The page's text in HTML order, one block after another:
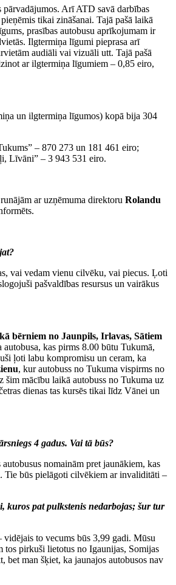
pārvadājumos. Arī ATD savā darbības
tikai zināšanai. Tajā pašā laikā
prasības autobusu aprīkojumam ir
Ilgtermiņa līgumi pieprasa arī
audiāli vai vizuāli utt. Tajā pašā
ar ilgtermiņa līgumiem – 0,85 eiro,
un ilgtermiņa līgumos) kopā bija 304
– 870 273 un 181 461 eiro;
Līvāni” – 3 943 531 eiro.
ar uzņēmuma direktoru Rolandu
vai vedam vienu cilvēku, vai piecus. Ļoti
pašvaldības resursus un vairākus
bērniem no Jaunpils, Irlavas, Sātiem
kas pirms 8.00 būtu Tukumā,
ļoti labu kompromisu un ceram, ka
, kur autobuss no Tukuma vispirms no
šim mācību laikā autobuss no Tukuma uz
dienas tas kursēs tikai līdz Vānei un
4 gadus. Vai tā būs?
nomainām pret jaunākiem, kas
Tie būs pielāgoti cilvēkiem ar invaliditāti –
kuros pat pulkstenis nedarbojas; šur tur
vidējais to vecums būs 3,99 gadi. Mūsu
tos pirkuši lietotus no Igaunijas, Somijas
bet man šķiet, ka jaunajos autobusos nav